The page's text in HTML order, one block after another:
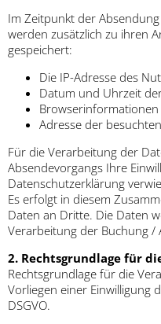
Im Zeitpunkt der
werden zusätzlich zu ihren
gespeichert:
Die IP-Adresse des
Datum und Uhrzeit
Browserinformationen
Adresse der
Für die Verarbeitung der
Absendevorgangs Ihre
Datenschutzerklärung
Es erfolgt in diesem
Daten an Dritte. Die Daten
Verarbeitung der Buchung /
2. Rechtsgrundlage für
Rechtsgrundlage für die
Vorliegen einer Einwilligung
DSGVO.